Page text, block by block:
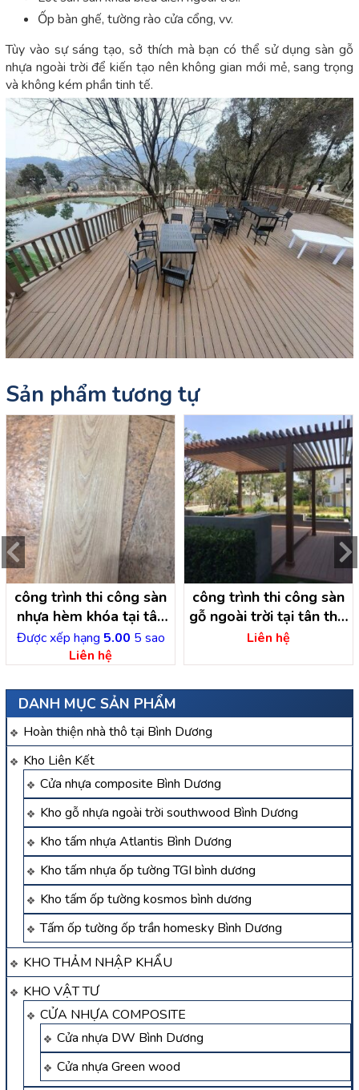
DANH MỤC SẢN PHẨM
Hoàn thiện nhà thô tại Bình Dương
Kho Liên Kết
Cửa nhựa composite Bình Dương
Kho gỗ nhựa ngoài trời southwood Bình Dương
Kho tấm nhựa Atlantis Bình Dương
Kho tấm nhựa ốp tường TGI bình dương
Kho tấm ốp tường kosmos bình dương
Tấm ốp tường ốp trần homesky Bình Dương
KHO THẢM NHẬP KHẨU
KHO VẬT TƯ
CỬA NHỰA COMPOSITE
Cửa nhựa DW Bình Dương
Cửa nhựa Green wood
Ốp bàn ghế, tường rào cửa cổng, vv.
Tùy vào sự sáng tạo, sở thích mà bạn có thể sử dụng sàn gỗ
nhựa ngoài trời để kiến tạo nên không gian mới mẻ, sang trọng
và không kém phần tinh tế.
Sản phẩm tương tự
công trình thi công sàn
nhựa hèm khóa tại tân
thới nhị hóc môn – hồ chí
minh
Được xếp hạng 5.00 5 sao
Liên hệ
công trình thi công sàn
gỗ ngoài trời tại tân thới
nhị hóc môn- hồ chí minh
Liên hệ